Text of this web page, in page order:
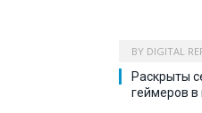
BY DIGITAL
Раскрыты
геймеров в